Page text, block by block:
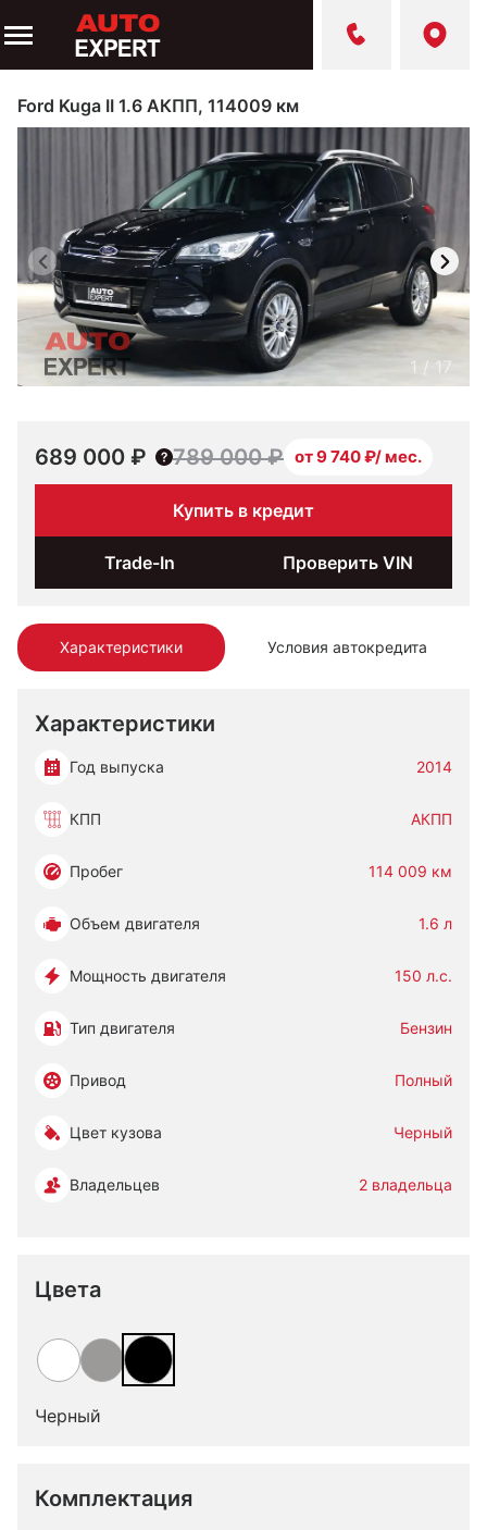
Ford Kuga II 1.6 АКПП, 114009 км
Характеристики Условия автокредита
Характеристики
Год выпуска 2014
КПП АКПП
Пробег 114 009 км
Объем двигателя 1.6 л
Мощность двигателя 150 л.с.
Тип двигателя Бензин
Привод Полный
Цвет кузова Черный
Владельцев 2 владельца
Цвета
Черный
Комплектация
1 / 17
689 000 ₽ 789 000 ₽ от 9 740 ₽/ мес.
Купить в кредит
Trade-In Проверить VIN